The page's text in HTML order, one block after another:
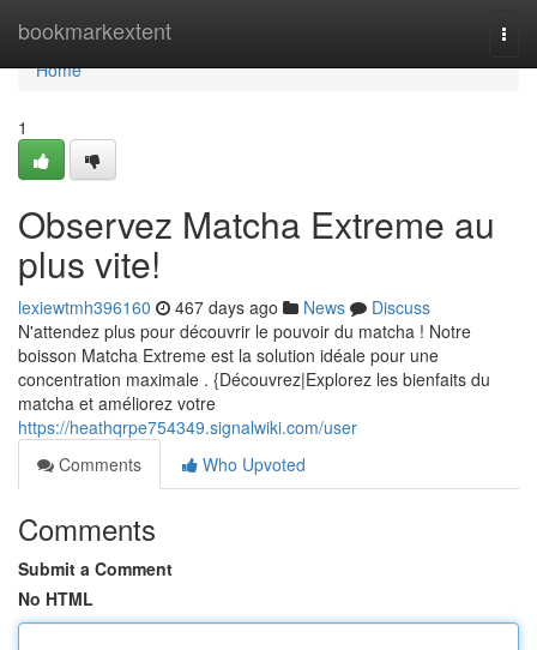
bookmarkextent
Home
Home
1
Observez Matcha Extreme au
plus vite!
lexiewtmh396160 467 days ago News
Discuss
N'attendez plus pour découvrir le pouvoir du matcha ! Notre
boisson Matcha Extreme est la solution idéale pour une
concentration maximale . {Découvrez|Explorez les bienfaits du
matcha et améliorez votre
https://heathqrpe754349.signalwiki.com/user
Comments
Who Upvoted
Comments
Submit a Comment
No HTML